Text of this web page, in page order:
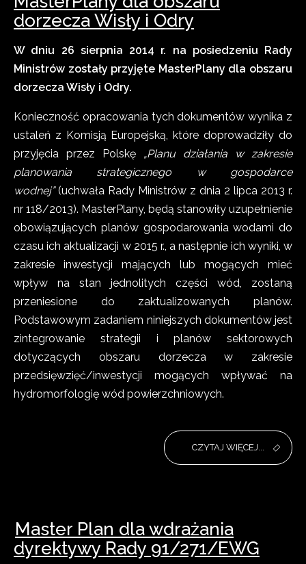
dorzecza Wisły i Odry
W dniu 26 sierpnia 2014 r. na posiedzeniu Rady
Ministrów zostały przyjęte MasterPlany dla obszaru
dorzecza Wisły i Odry.
Konieczność opracowania tych dokumentów wynika z
ustaleń z Komisją Europejską, które doprowadziły do
przyjęcia przez Polskę „Planu działania w zakresie
planowania strategicznego w gospodarce
wodnej”(uchwała Rady Ministrów z dnia 2 lipca 2013 r.
nr 118/2013). MasterPlany, będą stanowiły uzupełnienie
obowiązujących planów gospodarowania wodami do
czasu ich aktualizacji w 2015 r., a następnie ich wyniki, w
zakresie inwestycji mających lub mogących mieć
wpływ na stan jednolitych części wód, zostaną
przeniesione do zaktualizowanych planów.
Podstawowym zadaniem niniejszych dokumentów jest
zintegrowanie strategii i planów sektorowych
dotyczących obszaru dorzecza w zakresie
przedsięwzięć/inwestycji mogących wpływać na
hydromorfologię wód powierzchniowych.
CZYTAJ WIĘCEJ...
Master Plan dla wdrażania
dyrektywy Rady 91/271/EWG